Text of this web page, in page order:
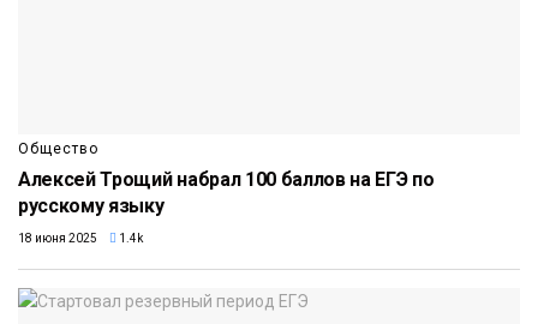
Общество
Алексей Трощий набрал 100 баллов на ЕГЭ по
русскому языку
18 июня 2025 1.4k